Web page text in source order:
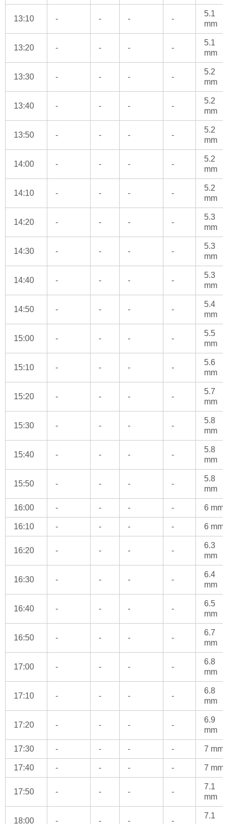
13:10 - - - -
5.1
mm
13:20 - - - -
5.1
mm
13:30 - - - -
5.2
mm
13:40 - - - -
5.2
mm
13:50 - - - -
5.2
mm
14:00 - - - -
5.2
mm
14:10 - - - -
5.2
mm
14:20 - - - -
5.3
mm
14:30 - - - -
5.3
mm
14:40 - - - -
5.3
mm
14:50 - - - -
5.4
mm
15:00 - - - -
5.5
mm
15:10 - - - -
5.6
mm
15:20 - - - -
5.7
mm
15:30 - - - -
5.8
mm
15:40 - - - -
5.8
mm
15:50 - - - -
5.8
mm
16:00 - - - - 6 mm
16:10 - - - - 6 mm
16:20 - - - -
6.3
mm
16:30 - - - -
6.4
mm
16:40 - - - -
6.5
mm
16:50 - - - -
6.7
mm
17:00 - - - -
6.8
mm
17:10 - - - -
6.8
mm
17:20 - - - -
6.9
mm
17:30 - - - - 7 mm
17:40 - - - - 7 mm
17:50 - - - -
7.1
mm
18:00 - - - -
7.1